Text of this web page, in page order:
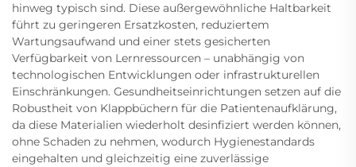
hinweg typisch sind. Diese außergewöhnliche Haltbarkeit
führt zu geringeren Ersatzkosten, reduziertem
Wartungsaufwand und einer stets gesicherten
Verfügbarkeit von Lernressourcen – unabhängig von
technologischen Entwicklungen oder infrastrukturellen
Einschränkungen. Gesundheitseinrichtungen setzen auf die
Robustheit von Klappbüchern für die Patientenaufklärung,
da diese Materialien wiederholt desinfiziert werden können,
ohne Schaden zu nehmen, wodurch Hygienestandards
eingehalten und gleichzeitig eine zuverlässige